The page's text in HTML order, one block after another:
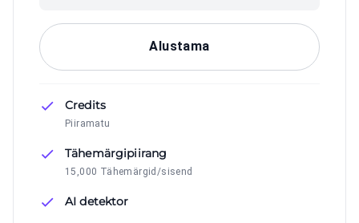
Alustama
Credits
Piiramatu
Tähemärgipiirang
15,000 Tähemärgid/sisend
AI detektor